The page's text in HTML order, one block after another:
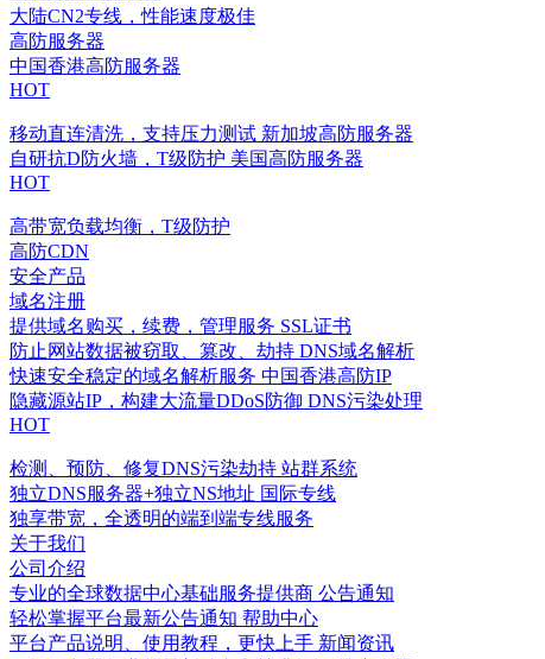
大陆CN2专线，性能速度极佳
高防服务器
中国香港高防服务器
HOT
移动直连清洗，支持压力测试 新加坡高防服务器
自研抗D防火墙，T级防护 美国高防服务器
HOT
高带宽负载均衡，T级防护
高防CDN
安全产品
域名注册
提供域名购买，续费，管理服务 SSL证书
防止网站数据被窃取、篡改、劫持 DNS域名解析
快速安全稳定的域名解析服务 中国香港高防IP
隐藏源站IP，构建大流量DDoS防御 DNS污染处理
HOT
检测、预防、修复DNS污染劫持 站群系统
独立DNS服务器+独立NS地址 国际专线
独享带宽，全透明的端到端专线服务
关于我们
公司介绍
专业的全球数据中心基础服务提供商 公告通知
轻松掌握平台最新公告通知 帮助中心
平台产品说明、使用教程，更快上手 新闻资讯